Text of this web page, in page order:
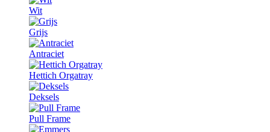
Wit
Grijs
Antraciet
Hettich Orgatray
Deksels
Pull Frame